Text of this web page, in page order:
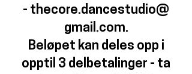
- thecore.dancestudio@
gmail.com.
Beløpet kan deles opp i
opptil 3 delbetalinger - ta